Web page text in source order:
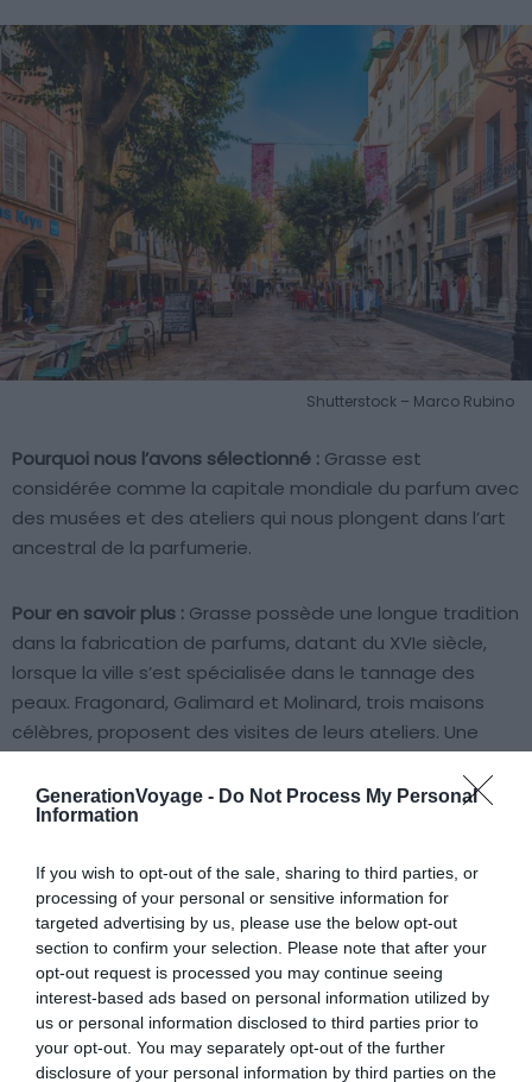
GenerationVoyage - Do Not Process My Personal
Information
If you wish to opt-out of the sale, sharing to third parties, or
processing of your personal or sensitive information for
targeted advertising by us, please use the below opt-out
section to confirm your selection. Please note that after your
opt-out request is processed you may continue seeing
interest-based ads based on personal information utilized by
us or personal information disclosed to third parties prior to
your opt-out. You may separately opt-out of the further
disclosure of your personal information by third parties on the
Shutterstock – Marco Rubino
Pourquoi nous l’avons sélectionné : Grasse est
considérée comme la capitale mondiale du parfum avec
des musées et des ateliers qui nous plongent dans l’art
ancestral de la parfumerie.
Pour en savoir plus : Grasse possède une longue tradition
dans la fabrication de parfums, datant du XVIe siècle,
lorsque la ville s’est spécialisée dans le tannage des
peaux. Fragonard, Galimard et Molinard, trois maisons
célèbres, proposent des visites de leurs ateliers. Une
visite, rendez vous au Musée International de la
Parfumerie qui retrace l’évolution des techniques et des
agréable avec ses façades colorées, ses placettes et
ses ruelles ombragées. Vous pourrez y acheter des
flacons d’essences florales uniques, produits localement.
Pour profiter d’un panorama exceptionnel, montez
jusqu’au jardin de la Princesse Pauline, un belvédère qui
surplombe la ville et la Côte d’Azur.